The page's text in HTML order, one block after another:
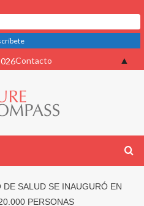
Contacto
DE SALUD SE INAUGURÓ EN
PERSONAS
▲